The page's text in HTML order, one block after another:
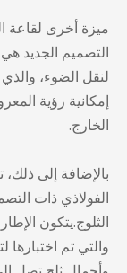
ميزة أخرى لقاعة
إمكانية رؤية
الخارج.
بالإضافة إلى
الفولاذي ذات
الثلوج.يتكون